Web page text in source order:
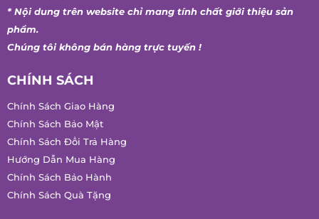
* Nội dung trên website chỉ mang tính chất giới thiệu sản
phẩm.
Chúng tôi không bán hàng trực tuyến !
CHÍNH SÁCH
Chính Sách Giao Hàng
Chính Sách Bảo Mật
Chính Sách Đổi Trả Hàng
Hướng Dẫn Mua Hàng
Chính Sách Bảo Hành
Chính Sách Quà Tặng